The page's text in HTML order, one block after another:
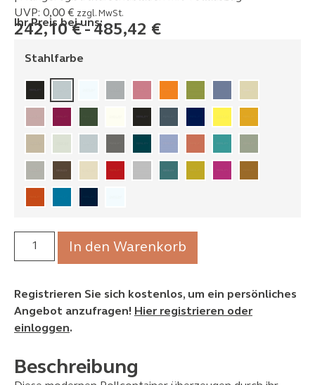
UVP: 0,00 € zzgl. MwSt.
Ihr Preis bei uns:
242,10€-485,42 €
Stahlfarbe
In den Warenkorb
Registrieren Sie sich kostenlos, um ein persönliches
Angebot anzufragen! Hier registrieren oder
einloggen.
Beschreibung